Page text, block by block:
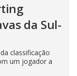
da Sul-
classificação
um jogador a